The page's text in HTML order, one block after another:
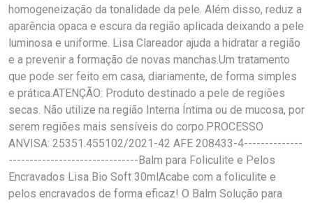
homogeneização da tonalidade da pele. Além disso, reduz a
aparência opaca e escura da região aplicada deixando a pele
luminosa e uniforme. Lisa Clareador ajuda a hidratar a região
e a prevenir a formação de novas manchas.Um tratamento
que pode ser feito em casa, diariamente, de forma simples
e prática.ATENÇÃO: Produto destinado a pele de regiões
secas. Não utilize na região Interna Íntima ou de mucosa, por
serem regiões mais sensíveis do corpo.PROCESSO
ANVISA: 25351.455102/2021-42 AFE 208433-4--------------
-------------------------------Balm para Foliculite e Pelos
Encravados Lisa Bio Soft 30mlAcabe com a foliculite e
pelos encravados de forma eficaz! O Balm Solução para